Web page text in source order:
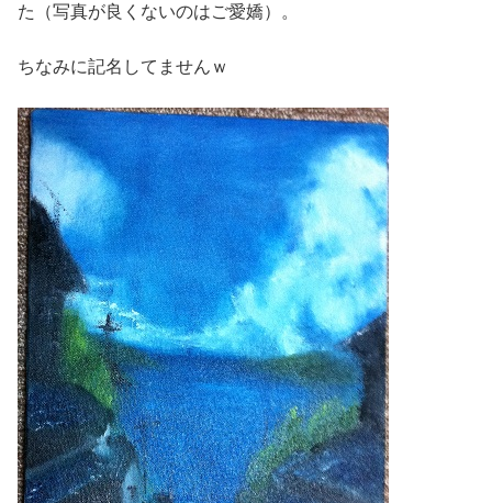
た（写真が良くないのはご愛嬌）。
ちなみに記名してませんｗ